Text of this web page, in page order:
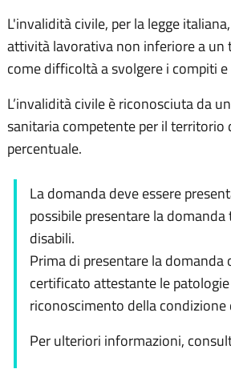
L'invalidità civile, per la legge
attività lavorativa non inferiore a un
come difficoltà a svolgere i compiti
L’invalidità civile è riconosciuta da
sanitaria competente per il territorio
percentuale.
La domanda deve essere
possibile presentare la
disabili.
Prima di presentare la domanda
certificato attestante le
riconoscimento della
Per ulteriori informazioni,